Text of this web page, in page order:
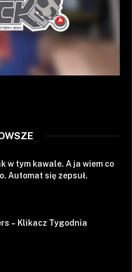
w tym kawale. A ja wiem co
Automat się zepsuł.
– Klikacz Tygodnia